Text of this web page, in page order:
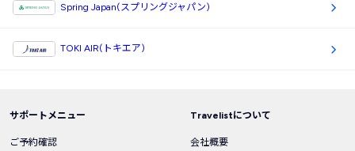
Spring Japan(スプリングジャパン)
TOKI AIR(トキエア)
サポートメニュー
ご予約確認
Travelistについて
会社概要